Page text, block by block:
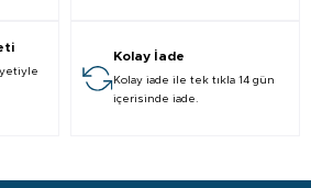
Kolay İade
Kolay iade ile tek tıkla 14 gün
içerisinde iade.